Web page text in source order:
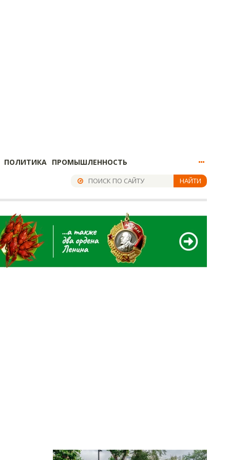
ПОЛИТИКА ПРОМЫШЛЕННОСТЬ
НАЙТИ